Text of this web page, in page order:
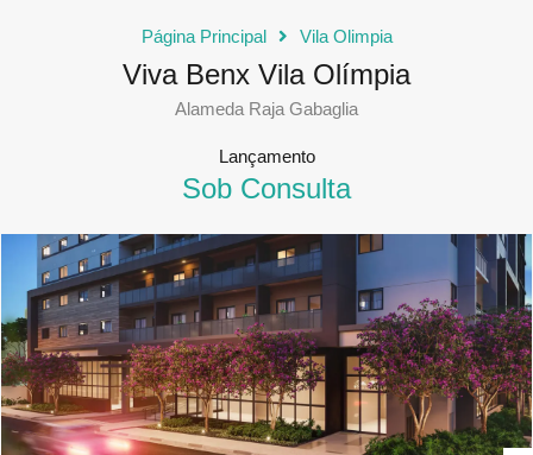
Página Principal Vila Olimpia
Viva Benx Vila Olímpia
Alameda Raja Gabaglia
Lançamento
Sob Consulta